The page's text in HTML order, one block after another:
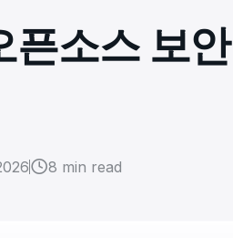
meets top security
stack against
Compliance
Free Trial
illicit activities, manage risks,
AML/CFT compliance.
Free
build securely
new.
meets real-world
소스 보
8 min read